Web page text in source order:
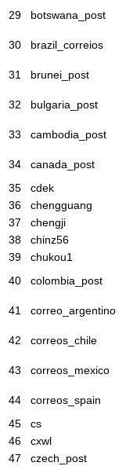
29
botswana_post
30
brazil_correios
31
brunei_post
32
bulgaria_post
33
cambodia_post
34
canada_post
35
cdek
36
chengguang
37
chengji
38
chinz56
39
chukou1
40
colombia_post
41
correo_argentino
42
correos_chile
43
correos_mexico
44
correos_spain
45
cs
46
cxwl
47
czech_post